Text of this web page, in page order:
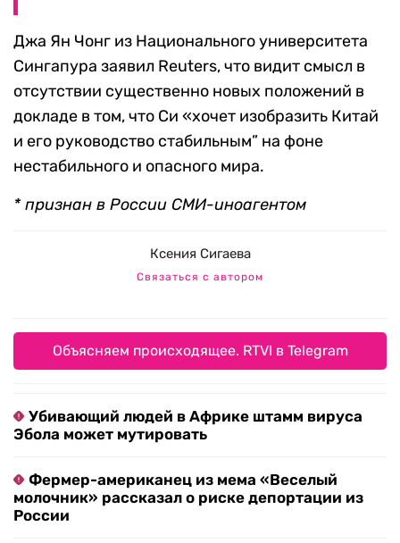
Джа Ян Чонг из Национального университета
Сингапура заявил Reuters, что видит смысл в
отсутствии существенно новых положений в
докладе в том, что Си «хочет изобразить Китай
и его руководство стабильным” на фоне
нестабильного и опасного мира.
* признан в России СМИ-иноагентом
Ксения Сигаева
Связаться с автором
Объясняем происходящее. RTVI в Telegram
Убивающий людей в Африке штамм вируса
Эбола может мутировать
Фермер-американец из мема «Веселый
молочник» рассказал о риске депортации из
России